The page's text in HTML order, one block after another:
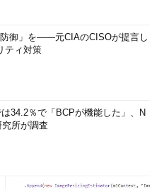
御」を――元CIAのCISOが提言し
ティ対策
34.2％で「BCPが機能した」、N
所が調査